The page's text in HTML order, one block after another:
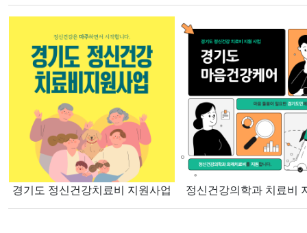
경기도 정신건강치료비 지원사업 정신건강의학과 치료비